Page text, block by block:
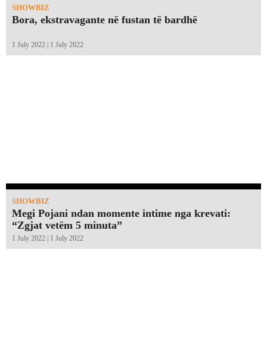
SHOWBIZ
Bora, ekstravagante në fustan të bardhë
1 July 2022 | 1 July 2022
SHOWBIZ
Megi Pojani ndan momente intime nga krevati:
“Zgjat vetëm 5 minuta”￼
1 July 2022 | 1 July 2022